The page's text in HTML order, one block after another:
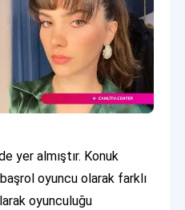
yer almıştır. Konuk
oyuncu olarak farklı
oyunculuğu